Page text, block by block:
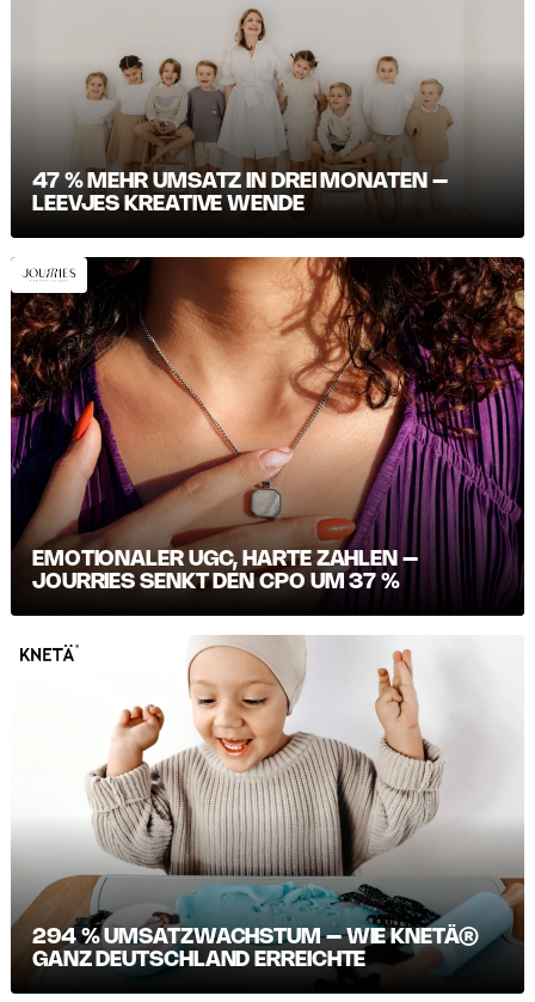
47 % MEHR UMSATZ IN DREI MONATEN –
LEEVJES KREATIVE WENDE
EMOTIONALER UGC, HARTE ZAHLEN –
JOURRIES SENKT DEN CPO UM 37 %
294 % UMSATZWACHSTUM – WIE KNETÄ®
GANZ DEUTSCHLAND ERREICHTE